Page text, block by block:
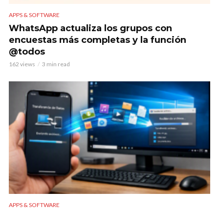
APPS & SOFTWARE
WhatsApp actualiza los grupos con
encuestas más completas y la función
@todos
162 views 3 min read
APPS & SOFTWARE